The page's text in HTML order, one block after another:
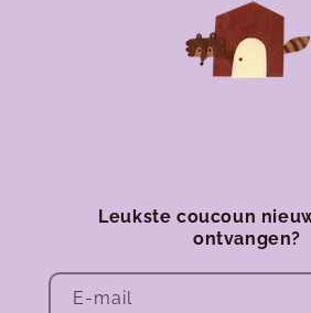
Leukste coucoun
ontvangen?
E‑mail